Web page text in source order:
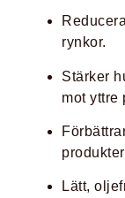
rynkor.
Stärker
mot yttre
Lätt,